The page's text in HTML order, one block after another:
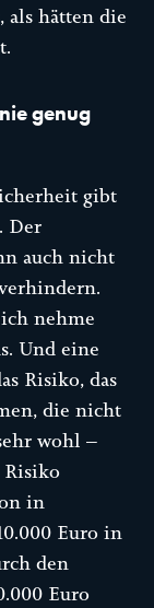
als hätten die
genug
gibt
Der
auch nicht
ich nehme
Und eine
Risiko, das
die nicht
wohl –
in
Euro in
den
Euro